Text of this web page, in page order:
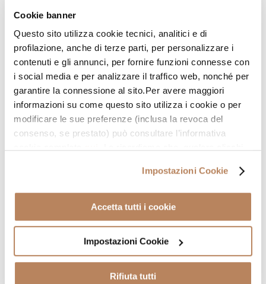
Cookie banner
Questo sito utilizza cookie tecnici, analitici e di
profilazione, anche di terze parti, per personalizzare i
contenuti e gli annunci, per fornire funzioni connesse con
i social media e per analizzare il traffico web, nonché per
garantire la connessione al sito.Per avere maggiori
informazioni su come questo sito utilizza i cookie o per
modificare le sue preferenze (inclusa la revoca del
consenso, se prestato) può consultare l’informativa
chiudi in alto a destra, saranno mantenute le impostazioni
diversi da quelli tecnici o altri strumenti di tracciamento.
Cliccando su “Accetto tutti i cookie”, presterà il suo
sito. Cliccando su "Altre opzioni", potrà scegliere, in
modo più granulare, quali cookie autorizzare. Per
maggiori informazioni su come trattiamo i dati personali –
Impostazioni Cookie
Accetta tutti i cookie
Impostazioni Cookie
Rifiuta tutti
Esperienza top a Vigna Stelluti! Esperienza impeccabile e
servizio di alto livello. Organizzazione efficiente,
puntualità e grande attenzione al cliente. Il personale è
professionale, disponibile e orientato alla qualita. Un
ringraziamento speciale a Greta e Pamela della sede
epiLate di Vigna Stelluti, sempre attente, competenti e
capaci di mettere a proprio agio. Servizio di qualità e
2025-09-16
Posto e personale top top